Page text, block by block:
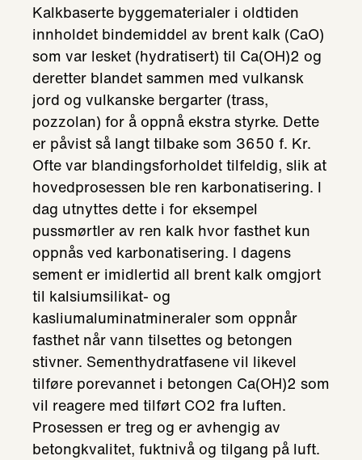
Kalkbaserte byggematerialer i oldtiden
innholdet bindemiddel av brent kalk (CaO)
som var lesket (hydratisert) til Ca(OH)2 og
deretter blandet sammen med vulkansk
jord og vulkanske bergarter (trass,
pozzolan) for å oppnå ekstra styrke. Dette
er påvist så langt tilbake som 3650 f. Kr.
Ofte var blandingsforholdet tilfeldig, slik at
hovedprosessen ble ren karbonatisering. I
dag utnyttes dette i for eksempel
pussmørtler av ren kalk hvor fasthet kun
oppnås ved karbonatisering. I dagens
sement er imidlertid all brent kalk omgjort
til kalsiumsilikat- og
kasliumaluminatmineraler som oppnår
fasthet når vann tilsettes og betongen
stivner. Sementhydratfasene vil likevel
tilføre porevannet i betongen Ca(OH)2 som
vil reagere med tilført CO2 fra luften.
Prosessen er treg og er avhengig av
betongkvalitet, fuktnivå og tilgang på luft.